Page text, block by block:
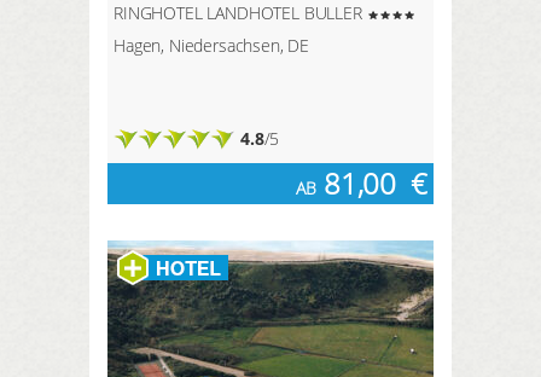
RINGHOTEL LANDHOTEL BULLER
Hagen, Niedersachsen, DE
4.8/5
AB 81,00 €